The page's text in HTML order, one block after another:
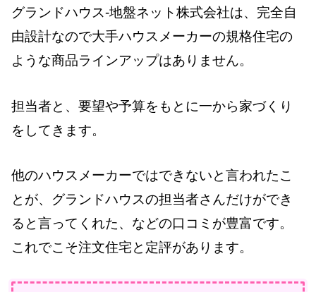
グランドハウス-地盤ネット株式会社は、完全自
由設計なので大手ハウスメーカーの規格住宅の
ような商品ラインアップはありません。
担当者と、要望や予算をもとに一から家づくり
をしてきます。
他のハウスメーカーではできないと言われたこ
とが、グランドハウスの担当者さんだけができ
ると言ってくれた、などの口コミが豊富です。
これでこそ注文住宅と定評があります。